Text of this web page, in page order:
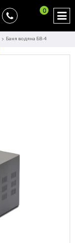
0
Баня водяна БВ-4